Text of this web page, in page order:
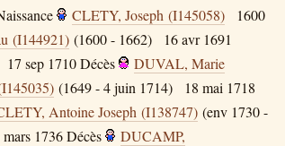
CLETY, Joseph (I145058)
1600
(I144921) (1600 - 1662)
16 avr 1691
17 sep 1710Décès
DUVAL, Marie
(1649 - 4 juin 1714)
18 mai 1718
Antoine Joseph (I138747) (env 1730 -
1736Décès
DUCAMP,